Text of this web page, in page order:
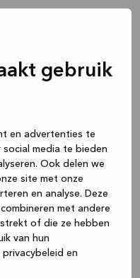
gebruik
en advertenties te
media te bieden
Ook delen we
site met onze
en analyse. Deze
met andere
of die ze hebben
van hun
privacybeleid en